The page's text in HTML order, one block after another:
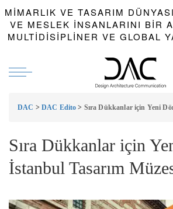
MIMARLIK VE TASARIM
VE MESLEK INSANLARINI BIR
MULTIDISIPLINER VE GLOBAL
DAC > DAC Edito > Sıra Dükkanlar için Yeni Dönem:
Sıra Dükkanlar için
İstanbul Tasarım